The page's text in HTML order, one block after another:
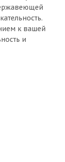
к вашей
и